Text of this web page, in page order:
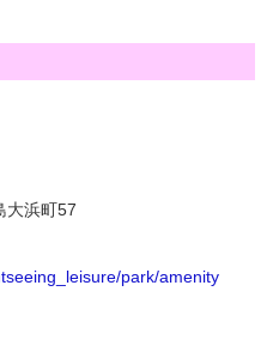
浜町57
park/amenity